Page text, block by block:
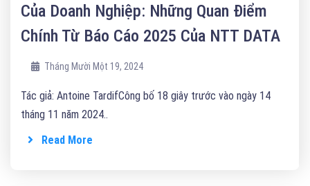
Của Doanh Nghiệp: Những Quan Điểm
Chính Từ Báo Cáo 2025 Của NTT DATA
Tháng Mười Một 19, 2024
Tác giả: Antoine TardifCông bố 18 giây trước vào ngày 14
tháng 11 năm 2024..
Read More